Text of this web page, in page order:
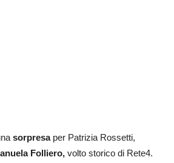
sorpresaper Patrizia Rossetti,
Folliero, volto storico di Rete4.